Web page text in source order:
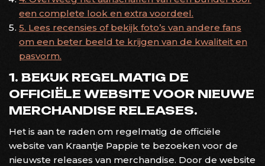
een complete look en extra voordeel.
5. Lees recensies of bekijk foto’s van andere fans
om een beter beeld te krijgen van de kwaliteit en
pasvorm.
1. BEKIJK REGELMATIG DE
OFFICIËLE WEBSITE VOOR NIEUWE
MERCHANDISE RELEASES.
Het is aan te raden om regelmatig de officiële
website van Kraantje Pappie te bezoeken voor de
nieuwste releases van merchandise. Door de website